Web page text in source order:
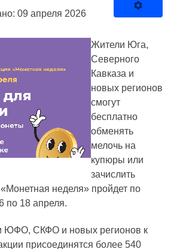
09 апреля 2026
Жители Юга,
Северного
Кавказа и
новых регионов
смогут
бесплатно
обменять
мелочь на
купюры или
зачислить
неделя» пройдет по
по 18 апреля.
ЮФО, СКФО и новых регионов к
присоединятся более 540